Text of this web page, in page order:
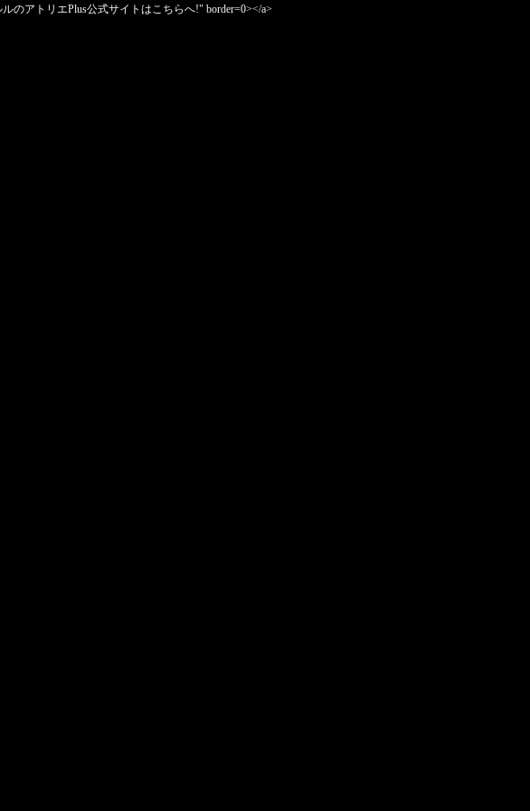
ルのアトリエPlus公式サイトはこちらへ!" border=0></a>